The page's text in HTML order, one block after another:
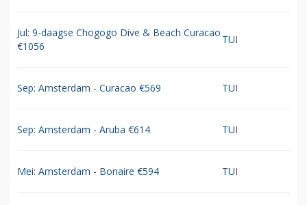
Jul: 9-daagse Chogogo Dive & Beach Curacao
€1056
TUI
Sep: Amsterdam - Curacao €569 TUI
Sep: Amsterdam - Aruba €614 TUI
Mei: Amsterdam - Bonaire €594 TUI